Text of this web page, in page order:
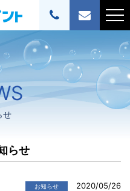
せ
らせ
お知らせ 2020/05/26